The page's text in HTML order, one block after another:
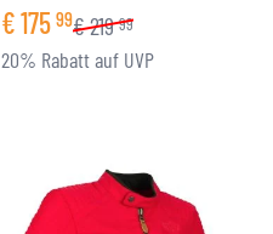
€175 99€219 99
20% Rabatt auf UVP